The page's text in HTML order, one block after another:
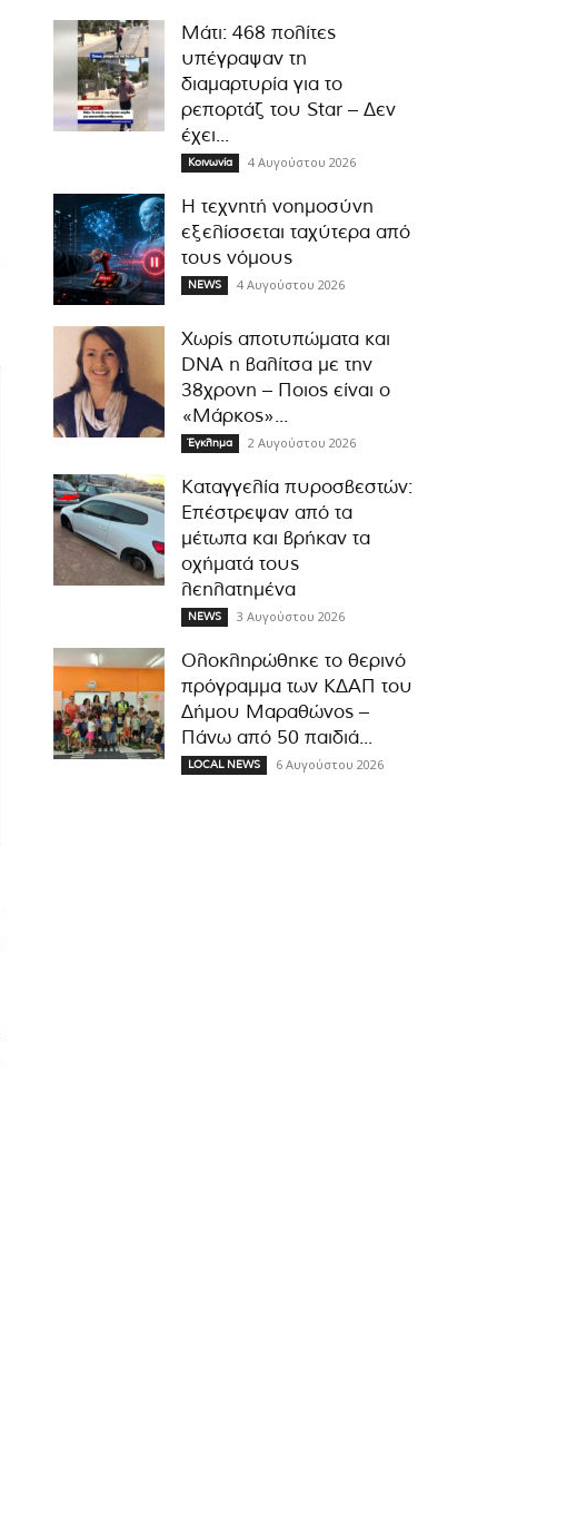
Μάτι: 468 πολίτες
υπέγραψαν τη
διαμαρτυρία για το
ρεπορτάζ του Star – Δεν
έχει...
Κοινωνία 4 Αυγούστου 2026
Η τεχνητή νοημοσύνη
εξελίσσεται ταχύτερα από
τους νόμους
NEWS 4 Αυγούστου 2026
Χωρίς αποτυπώματα και
DNA η βαλίτσα με την
38χρονη – Ποιος είναι ο
«Μάρκος»...
Έγκλημα 2 Αυγούστου 2026
Καταγγελία πυροσβεστών:
Επέστρεψαν από τα
μέτωπα και βρήκαν τα
οχήματά τους
λεηλατημένα
NEWS 3 Αυγούστου 2026
Ολοκληρώθηκε το θερινό
πρόγραμμα των ΚΔΑΠ του
Δήμου Μαραθώνος –
Πάνω από 50 παιδιά...
LOCAL NEWS 6 Αυγούστου 2026